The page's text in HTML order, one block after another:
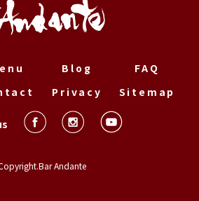
Blog
FAQ
Privacy Sitemap
Andante